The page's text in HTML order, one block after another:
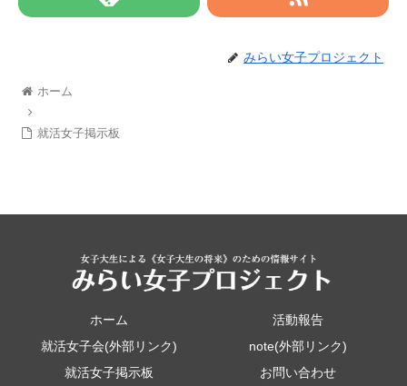
みらい女子プロジェクト
ホーム
就活女子掲示板
ホーム
活動報告
就活女子会(外部リンク)
note(外部リンク)
就活女子掲示板
お問い合わせ